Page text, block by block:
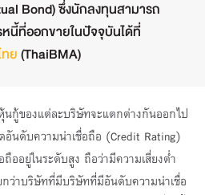
Bond) ซึ่งนักลงทุนสามารถ
นี้ที่ออกขายในปัจจุบันได้ที่
ย(ThaiBMA)
นกู้ของแต่ละบริษัทจะแตกต่างกันออกไป
นดับความน่าเชื่อถือ (Credit Rating)
อยู่ในระดับสูง ถือว่ามีความเสี่ยงต่ำ
ว่าบริษัทที่มีบริษัทที่มีอันดับความน่าเชื่อ